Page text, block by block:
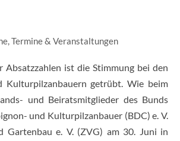
,Termine & Veranstaltungen
Absatzzahlen ist die Stimmung bei den
Kulturpilzanbauern getrübt. Wie beim
und Beiratsmitglieder des Bunds
und Kulturpilzanbauer (BDC) e. V.
Gartenbau e. V. (ZVG) am 30. Juni in